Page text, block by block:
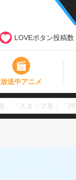
LOVEボタン投稿数
放送中アニメ